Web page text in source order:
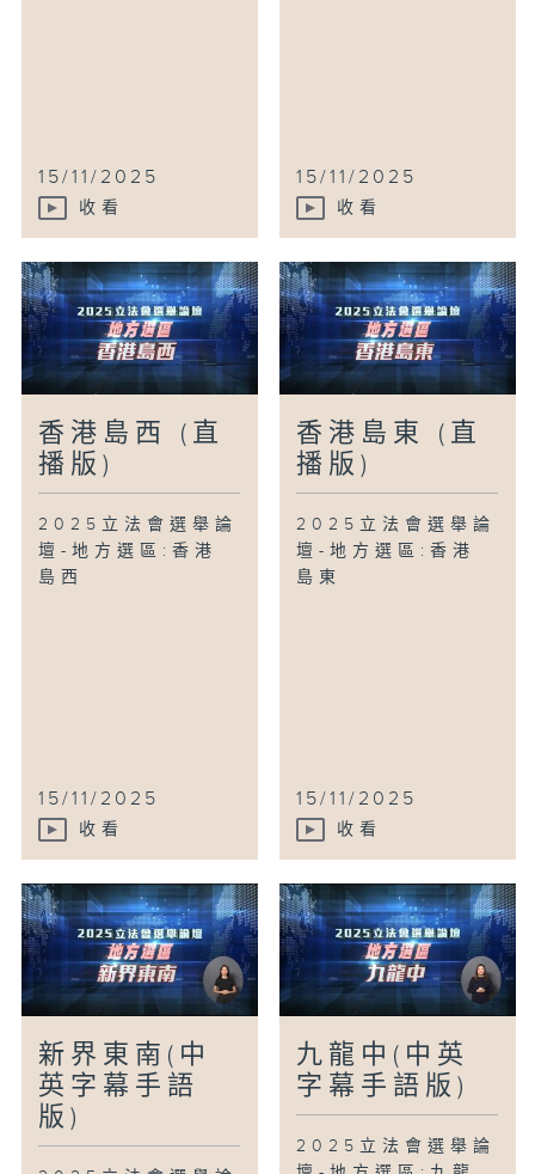
15/11/2025
收看
15/11/2025
收看
香港島西 (直
播版)
2025立法會選舉論
壇-地方選區:香港
島西
15/11/2025
收看
香港島東 (直
播版)
2025立法會選舉論
壇-地方選區:香港
島東
15/11/2025
收看
新界東南(中
英字幕手語
版)
九龍中(中英
字幕手語版)
2025立法會選舉論